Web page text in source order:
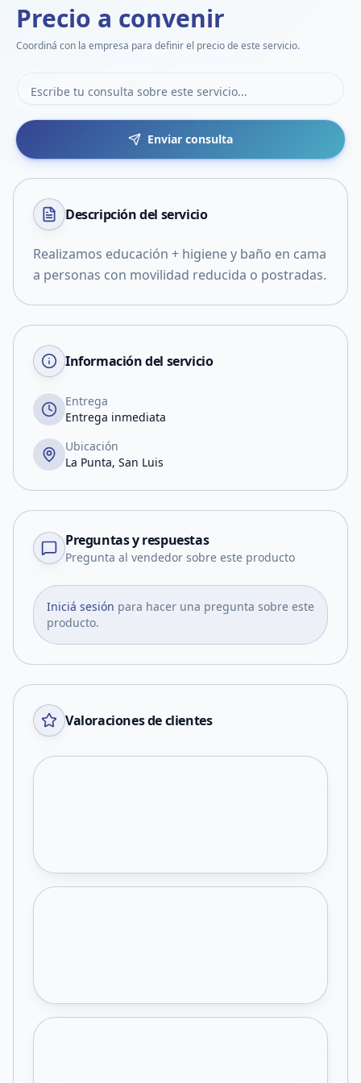
Precio a convenir
Coordiná con la empresa para definir el precio de este servicio.
Enviar consulta
Descripción del servicio
Realizamos educación + higiene y baño en cama
a personas con movilidad reducida o postradas.
Información del servicio
Entrega
Entrega inmediata
Ubicación
La Punta, San Luis
Preguntas y respuestas
Pregunta al vendedor sobre este producto
Iniciá sesión para hacer una pregunta sobre este
producto.
Valoraciones de clientes